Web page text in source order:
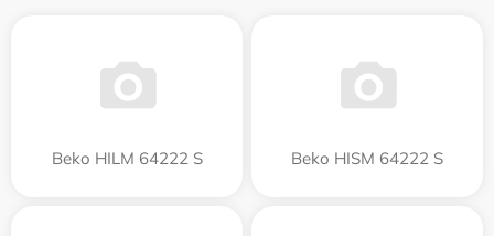
Beko HILM 64222 S Beko HISM 64222 S